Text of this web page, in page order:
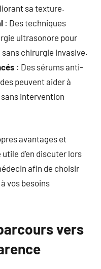
sa texture.
: Des techniques
ultrasonore pour
chirurgie invasive.
: Des sérums anti-
peuvent aider à
intervention
avantages et
d’en discuter lors
afin de choisir
vos besoins
vers